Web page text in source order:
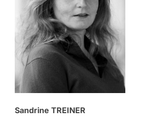
Sandrine TREINER